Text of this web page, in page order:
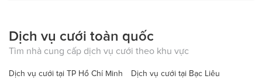
Dịch vụ cưới toàn quốc
Tìm nhà cung cấp dịch vụ cưới theo khu vực
Dịch vụ cưới tại TP Hồ Chí Minh Dịch vụ cưới tại Bạc Liêu